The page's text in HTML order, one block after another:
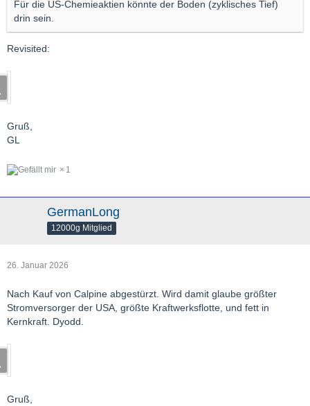
Für die US-Chemieaktien könnte der Boden (zyklisches Tief)
drin sein.
Revisited:
Gruß,
GL
1
GermanLong
12000g Mitglied
26. Januar 2026
Nach Kauf von Calpine abgestürzt. Wird damit glaube größter
Stromversorger der USA, größte Kraftwerksflotte, und fett in
Kernkraft. Dyodd.
Gruß,